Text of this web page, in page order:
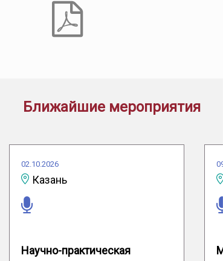
Ближайшие мероприятия
02.10.2026
Казань
Научно-практическая